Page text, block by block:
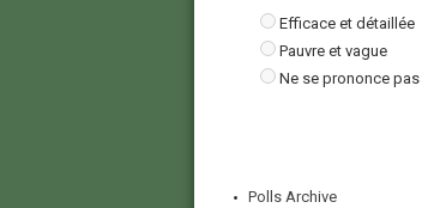
Efficace et détaillée
Pauvre et vague
Ne se prononce pas
Polls Archive